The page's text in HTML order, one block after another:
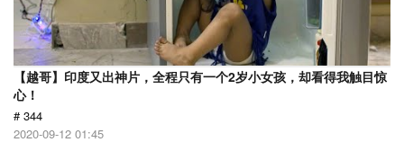
【越哥】印度又出神片，全程只有一个2岁小女孩，却看得我触目惊
心！
# 344
2020-09-12 01:45